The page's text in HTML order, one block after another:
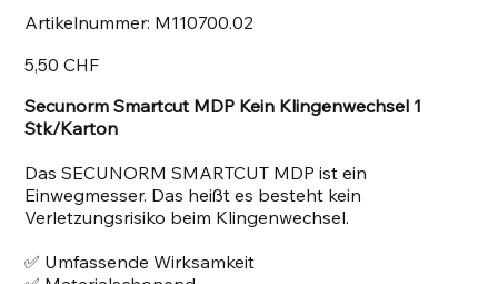
Artikelnummer: Artikelnummer:
M110700.02
M110700.02
5,50 CHF
Secunorm Smartcut MDP Kein Klingenwechsel 1
Stk/Karton
Das SECUNORM SMARTCUT MDP ist ein
Einwegmesser. Das heißt es besteht kein
Verletzungsrisiko beim Klingenwechsel.
✅ Umfassende Wirksamkeit